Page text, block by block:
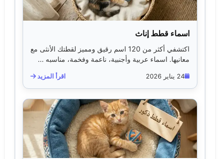
اسماء قطط إناث
اكتشفي أكثر من 120 اسم رقيق ومميز لقطتك الأنثى مع
معانيها. اسماء عربية وأجنبية، ناعمة وفخمة، مناسبه ...
24 يناير 2026 اقرأ المزيد